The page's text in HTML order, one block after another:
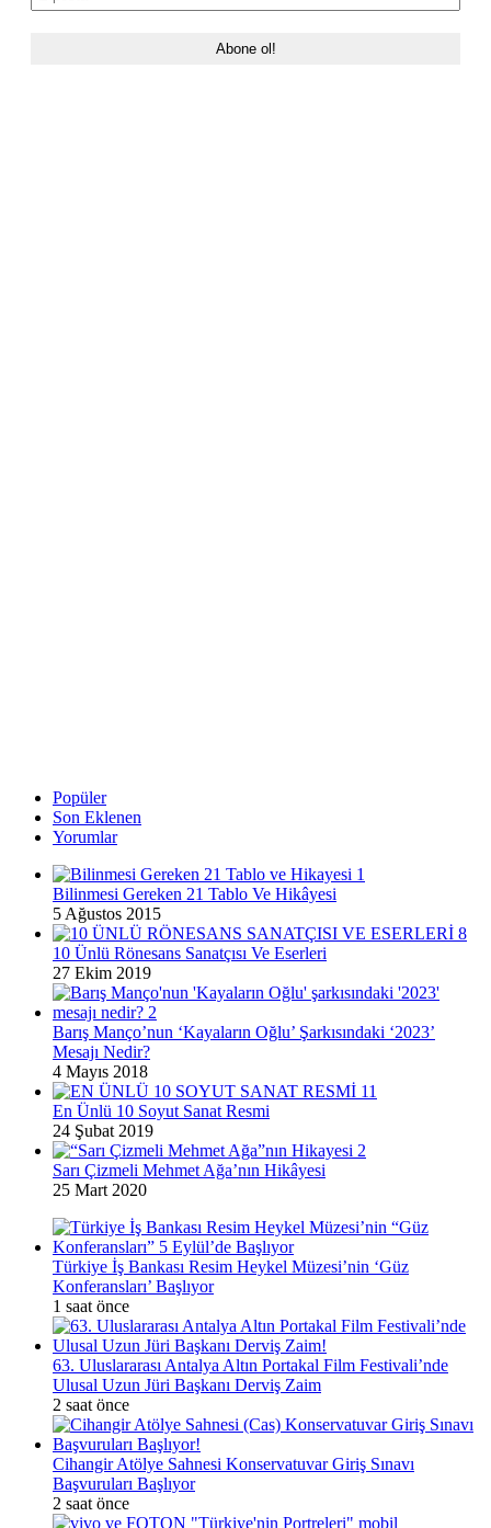
Popüler
Son Eklenen
Yorumlar
Bilinmesi Gereken 21 Tablo Ve Hikâyesi
5 Ağustos 2015
10 Ünlü Rönesans Sanatçısı Ve Eserleri
27 Ekim 2019
Barış Manço’nun ‘Kayaların Oğlu’ Şarkısındaki ‘2023’
Mesajı Nedir?
4 Mayıs 2018
En Ünlü 10 Soyut Sanat Resmi
24 Şubat 2019
Sarı Çizmeli Mehmet Ağa’nın Hikâyesi
25 Mart 2020
Türkiye İş Bankası Resim Heykel Müzesi’nin ‘Güz
Konferansları’ Başlıyor
1 saat önce
63. Uluslararası Antalya Altın Portakal Film Festivali’nde
Ulusal Uzun Jüri Başkanı Derviş Zaim
2 saat önce
Cihangir Atölye Sahnesi Konservatuvar Giriş Sınavı
Başvuruları Başlıyor
2 saat önce